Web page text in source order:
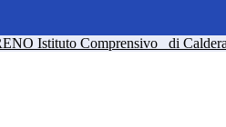
Istituto Comprensivo di